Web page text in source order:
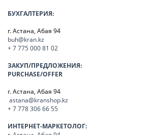
БУХГАЛТЕРИЯ:
г. Астана, Абая 94
buh@kran.kz
+ 7 775 000 81 02
ЗАКУП/ПРЕДЛОЖЕНИЯ:
PURCHASE/OFFER
г. Астана, Абая 94
astana@kranshop.kz
+ 7 778 306 66 55
ИНТЕРНЕТ-МАРКЕТОЛОГ: